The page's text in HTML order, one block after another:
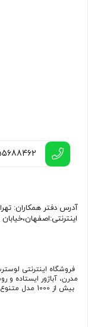
فروشگاه اینترنتی
مدرن، آباژور ایستاده و
بیش از